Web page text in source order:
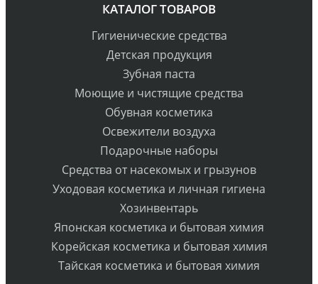
КАТАЛОГ ТОВАРОВ
Гигиенические средства
Детская продукция
Зубная паста
Моющие и чистящие средства
Обувная косметика
Освежители воздуха
Подарочные наборы
Средства от насекомых и грызунов
Уходовая косметика и личная гигиена
Хозинвентарь
Японская косметика и бытовая химия
Корейская косметика и бытовая химия
Тайская косметика и бытовая химия